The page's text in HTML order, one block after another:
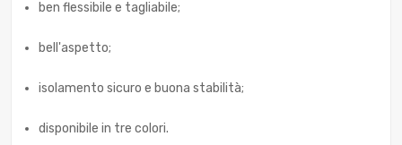
ben flessibile e tagliabile;
bell'aspetto;
isolamento sicuro e buona stabilità;
disponibile in tre colori.